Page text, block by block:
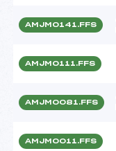
AMJM0141.FFS
AMJM0111.FFS
AMJM0081.FFS
AMJM0011.FFS